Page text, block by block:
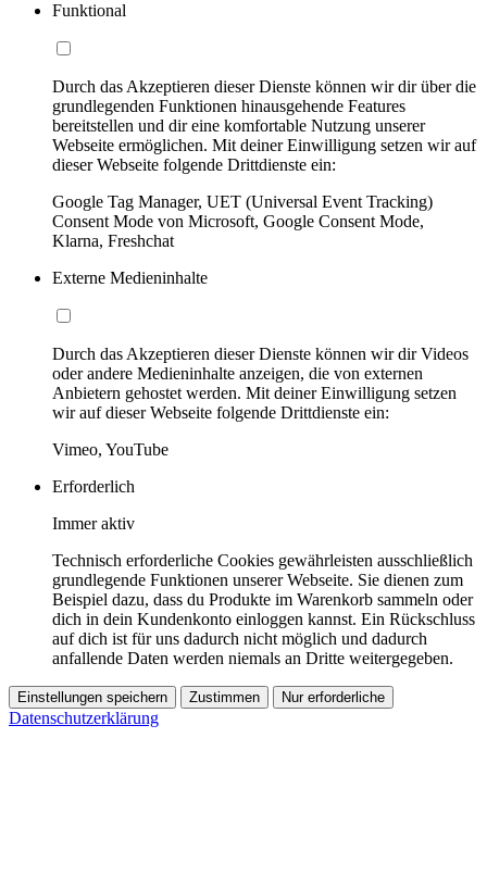
Funktional
Durch das Akzeptieren dieser Dienste können wir dir über die
grundlegenden Funktionen hinausgehende Features
bereitstellen und dir eine komfortable Nutzung unserer
Webseite ermöglichen. Mit deiner Einwilligung setzen wir auf
dieser Webseite folgende Drittdienste ein:
Google Tag Manager, UET (Universal Event Tracking)
Consent Mode von Microsoft, Google Consent Mode,
Klarna, Freshchat
Externe Medieninhalte
Durch das Akzeptieren dieser Dienste können wir dir Videos
oder andere Medieninhalte anzeigen, die von externen
Anbietern gehostet werden. Mit deiner Einwilligung setzen
wir auf dieser Webseite folgende Drittdienste ein:
Vimeo, YouTube
Erforderlich
Immer aktiv
Technisch erforderliche Cookies gewährleisten ausschließlich
grundlegende Funktionen unserer Webseite. Sie dienen zum
Beispiel dazu, dass du Produkte im Warenkorb sammeln oder
dich in dein Kundenkonto einloggen kannst. Ein Rückschluss
auf dich ist für uns dadurch nicht möglich und dadurch
anfallende Daten werden niemals an Dritte weitergegeben.
Einstellungen speichern Zustimmen Nur erforderliche
Datenschutzerklärung